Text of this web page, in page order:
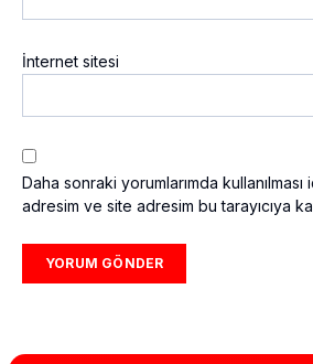
İnternet sitesi
Daha sonraki yorumlarımda kullanılması
adresim ve site adresim bu tarayıcıya